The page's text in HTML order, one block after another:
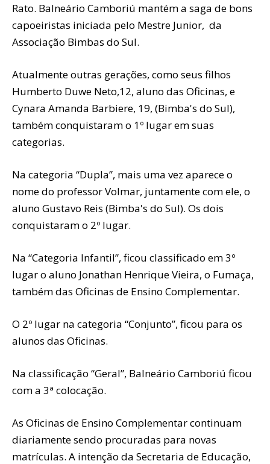
Rato. Balneário Camboriú mantém a saga de bons
capoeiristas iniciada pelo Mestre Junior, da
Associação Bimbas do Sul.
Atualmente outras gerações, como seus filhos
Humberto Duwe Neto,12, aluno das Oficinas, e
Cynara Amanda Barbiere, 19, (Bimba's do Sul),
também conquistaram o 1º lugar em suas
categorias.
Na categoria “Dupla”, mais uma vez aparece o
nome do professor Volmar, juntamente com ele, o
aluno Gustavo Reis (Bimba's do Sul). Os dois
conquistaram o 2º lugar.
Na “Categoria Infantil”, ficou classificado em 3º
lugar o aluno Jonathan Henrique Vieira, o Fumaça,
também das Oficinas de Ensino Complementar.
O 2º lugar na categoria “Conjunto”, ficou para os
alunos das Oficinas.
Na classificação “Geral”, Balneário Camboriú ficou
com a 3ª colocação.
As Oficinas de Ensino Complementar continuam
diariamente sendo procuradas para novas
matrículas. A intenção da Secretaria de Educação,